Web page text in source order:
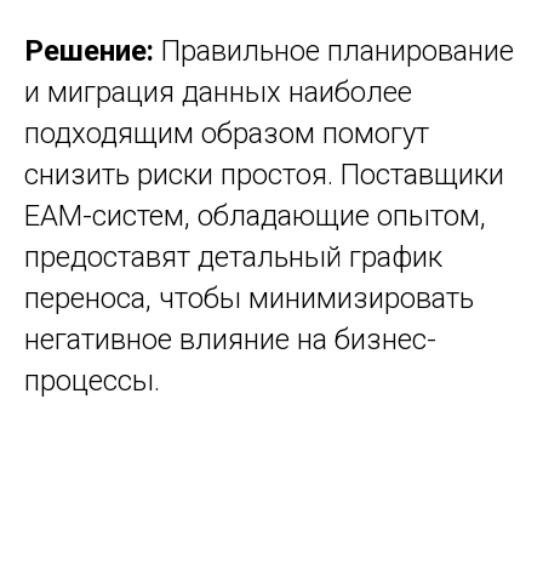
Решение: Правильное планирование
и миграция данных наиболее
подходящим образом помогут
снизить риски простоя. Поставщики
EAM-систем, обладающие опытом,
предоставят детальный график
переноса, чтобы минимизировать
негативное влияние на бизнес-
процессы.